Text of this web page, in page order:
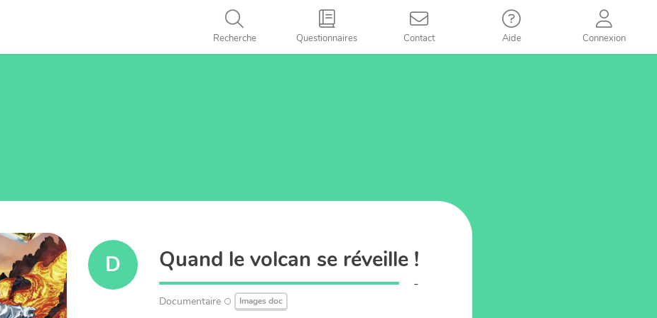
Recherche Questionnaires Contact Aide Connexion
D Quand le volcan se réveille !
-
Documentaire Images doc